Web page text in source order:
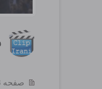
صفحه 178 از 614